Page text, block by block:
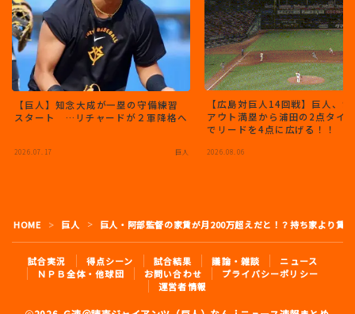
【巨人】知念大成が一塁の守備練習
スタート …リチャードが２軍降格へ
2026.07.17 巨人
【広島対巨人14回戦】巨人、9
アウト満塁から浦田の2点タイ
でリードを4点に広げる！！
2026.08.06
HOME ＞ 巨人 ＞ 巨人・阿部監督の家賃が月200万超えだと！？持ち家より賃
試合実況 得点シーン 試合結果 議論・雑談
ニュース
ＮＰＢ全体・他球団
お問い合わせ
プライバシーポリシー
運営者情報